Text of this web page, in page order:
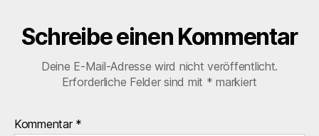
Schreibe einen Kommentar
Deine E-Mail-Adresse wird nicht veröffentlicht.
Erforderliche Felder sind mit * markiert
Kommentar *